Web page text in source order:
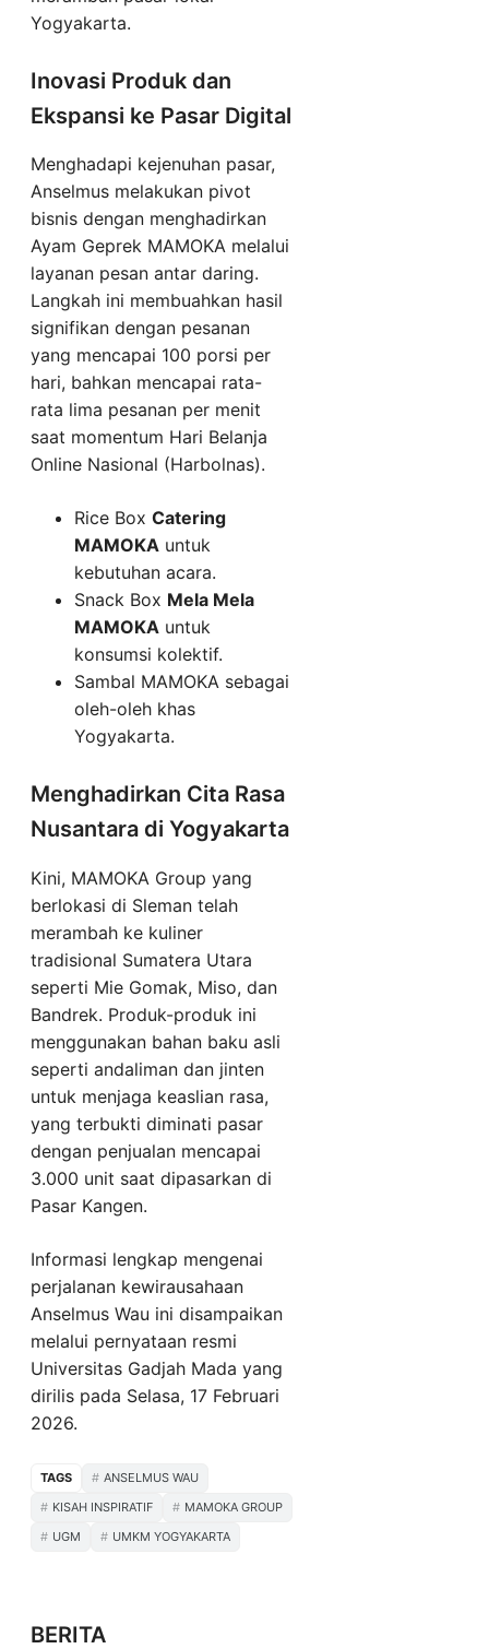
Yogyakarta.
Inovasi Produk dan
Ekspansi ke Pasar Digital
Menghadapi kejenuhan pasar,
Anselmus melakukan pivot
bisnis dengan menghadirkan
Ayam Geprek MAMOKA melalui
layanan pesan antar daring.
Langkah ini membuahkan hasil
signifikan dengan pesanan
yang mencapai 100 porsi per
hari, bahkan mencapai rata-
rata lima pesanan per menit
saat momentum Hari Belanja
Online Nasional (Harbolnas).
Rice Box Catering
MAMOKA untuk
kebutuhan acara.
Snack Box Mela Mela
MAMOKA untuk
konsumsi kolektif.
Sambal MAMOKA sebagai
oleh-oleh khas
Yogyakarta.
Menghadirkan Cita Rasa
Nusantara di Yogyakarta
Kini, MAMOKA Group yang
berlokasi di Sleman telah
merambah ke kuliner
tradisional Sumatera Utara
seperti Mie Gomak, Miso, dan
Bandrek. Produk-produk ini
menggunakan bahan baku asli
seperti andaliman dan jinten
untuk menjaga keaslian rasa,
yang terbukti diminati pasar
dengan penjualan mencapai
3.000 unit saat dipasarkan di
Pasar Kangen.
Informasi lengkap mengenai
perjalanan kewirausahaan
Anselmus Wau ini disampaikan
melalui pernyataan resmi
Universitas Gadjah Mada yang
dirilis pada Selasa, 17 Februari
2026.
TAGS
ANSELMUS WAU
KISAH INSPIRATIF
MAMOKA GROUP
UGM
UMKM YOGYAKARTA
BERITA